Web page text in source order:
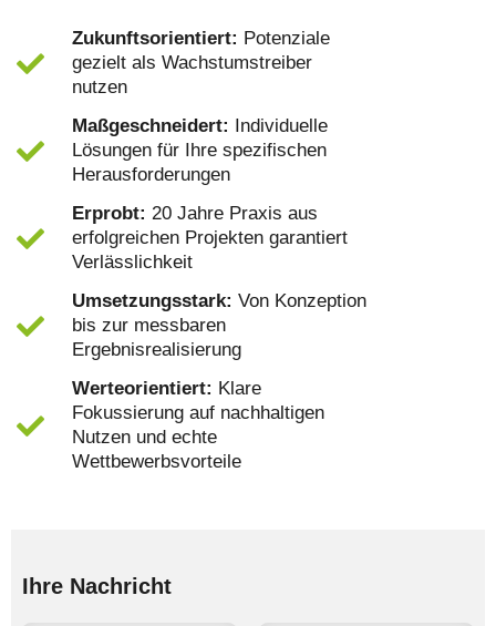
Zukunftsorientiert: Potenziale
gezielt als Wachstumstreiber
nutzen
Maßgeschneidert: Individuelle
Lösungen für Ihre spezifischen
Herausforderungen
Erprobt: 20 Jahre Praxis aus
erfolgreichen Projekten garantiert
Verlässlichkeit
Umsetzungsstark: Von Konzeption
bis zur messbaren
Ergebnisrealisierung
Werteorientiert: Klare
Fokussierung auf nachhaltigen
Nutzen und echte
Wettbewerbsvorteile
Ihre Nachricht